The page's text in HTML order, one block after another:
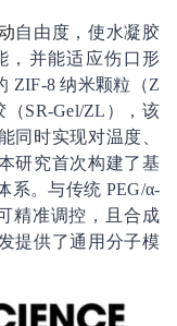
自由度，使水凝胶
，并能适应伤口形
ZIF-8 纳米颗粒（Z
SR-Gel/ZL），该
同时实现对温度、
研究首次构建了基
系。与传统 PEG/α-
精准调控，且合成
提供了通用分子模